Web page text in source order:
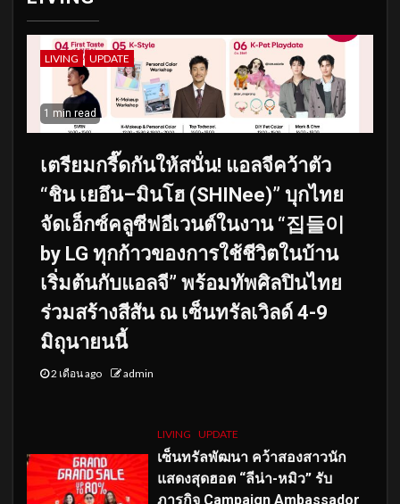
LIVING UPDATE
1 min read
เตรียมกรี๊ดกันให้สนั่น! แอลจีคว้าตัว
“ชิน เยอึน–มินโฮ (SHINee)” บุกไทย
จัดเอ็กซ์คลูซีฟอีเวนต์ในงาน “집들이
by LG ทุกก้าวของการใช้ชีวิตในบ้าน
เริ่มต้นกับแอลจี” พร้อมทัพศิลปินไทย
ร่วมสร้างสีสัน ณ เซ็นทรัลเวิลด์ 4-9
มิถุนายนนี้
2 เดือน ago admin
LIVING UPDATE
เซ็นทรัลพัฒนา คว้าสองสาวนัก
แสดงสุดฮอต “ลีน่า-หมิว” รับ
ภารกิจ Campaign Ambassador